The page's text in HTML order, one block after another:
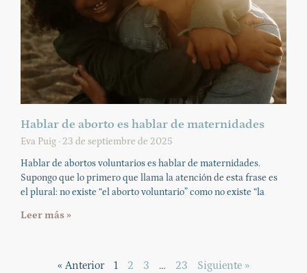
Hablar de aborto es hablar de maternidades
Eva Puig
23 de septiembre de 2025
Hablar de abortos voluntarios es hablar de maternidades.
Supongo que lo primero que llama la atención de esta frase es
el plural: no existe “el aborto voluntario” como no existe “la
Leer más »
« Anterior 1 2 3 … 23 Siguiente »